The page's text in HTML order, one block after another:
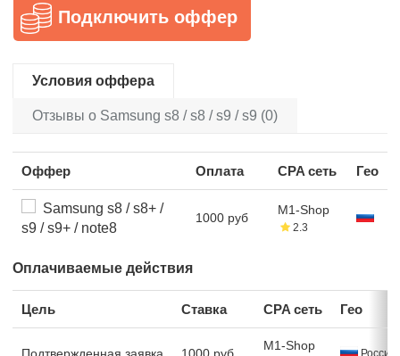
Подключить оффер
Условия оффера
Отзывы о Samsung s8 / s8 / s9 / s9 (0)
Оффер Оплата CPA сеть Гео
Samsung s8 / s8+ /
s9 / s9+ / note8
1000 руб
M1-Shop
2.3
Оплачиваемые действия
Цель Ставка CPA сеть Гео
Подтвержденная заявка 1000 руб
M1-Shop
Россия